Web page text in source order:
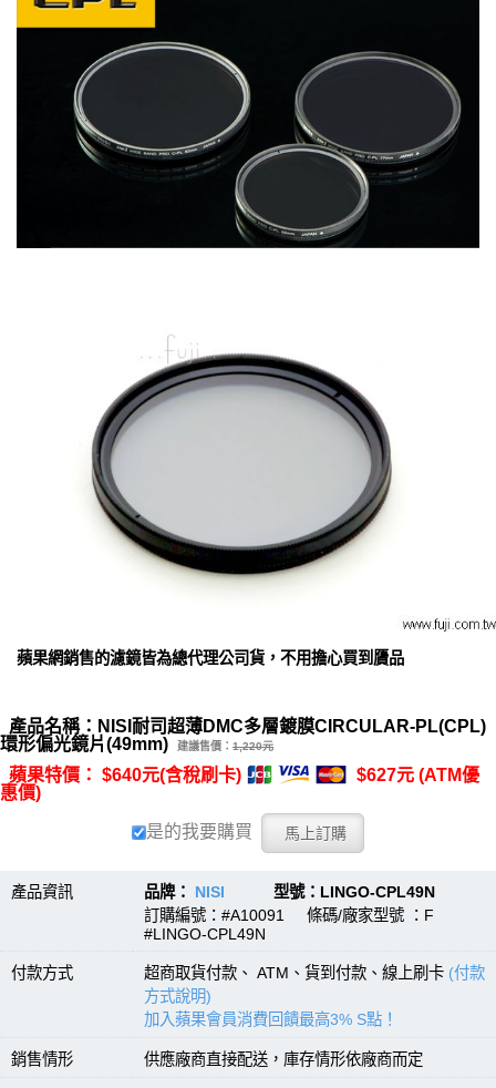
蘋果網銷售的濾鏡皆為總代理公司貨，不用擔心買到贗品
產品名稱：NISI耐司超薄DMC多層鍍膜CIRCULAR-PL(CPL)
環形偏光鏡片(49mm)
建議售價： 1,220元
蘋果特價： $640元(含稅刷卡)
$627元 (ATM優
惠價)
是的我要購買
產品資訊 品牌： NISI 型號：LINGO-CPL49N
訂購編號：#A10091 條碼/廠家型號 ：F
#LINGO-CPL49N
付款方式 超商取貨付款、 ATM、貨到付款、線上刷卡 (付款
方式說明)
加入蘋果會員消費回饋最高3% S點！
銷售情形 供應廠商直接配送，庫存情形依廠商而定